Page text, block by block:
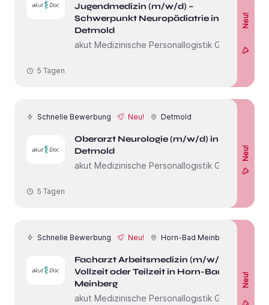
Jugendmedizin (m/w/d) –
Schwerpunkt Neuropädiatrie in
Detmold
akut Medizinische Personallogistik GmbH
Neu!
5 Tagen
Schnelle Bewerbung Neu! Detmold
Oberarzt Neurologie (m/w/d) in
Detmold
akut Medizinische Personallogistik GmbH
Neu!
5 Tagen
Schnelle Bewerbung Neu! Horn-Bad Meinberg
Facharzt Arbeitsmedizin (m/w/d)
Vollzeit oder Teilzeit in Horn-Bad
Meinberg
akut Medizinische Personallogistik GmbH
Neu!